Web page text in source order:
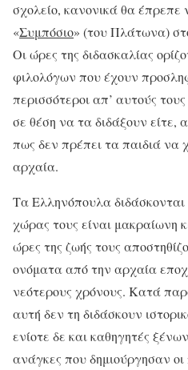
σχολείο, κανονικά θα έπρεπε
«Συμπόσιο» (του Πλάτωνα)
Οι ώρες της διδασκαλίας
φιλολόγων που έχουν
περισσότεροι απ’ αυτούς
σε θέση να τα διδάξουν είτε,
πως δεν πρέπει τα παιδιά να
αρχαία.
Τα Ελληνόπουλα διδάσκονται
χώρας τους είναι μακραίωνη
ώρες της ζωής τους
ονόματα από την αρχαία
νεότερους χρόνους. Κατά
αυτή δεν τη διδάσκουν
ενίοτε δε και καθηγητές
ανάγκες που δημιούργησαν οι